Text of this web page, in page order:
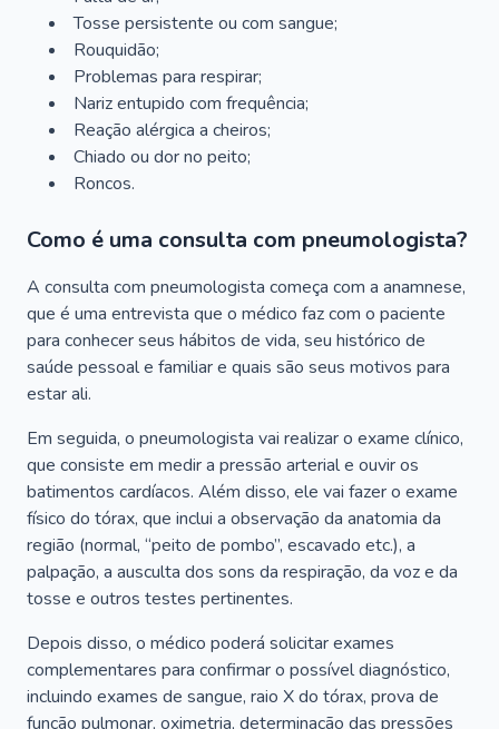
Tosse persistente ou com sangue;
Rouquidão;
Problemas para respirar;
Nariz entupido com frequência;
Reação alérgica a cheiros;
Chiado ou dor no peito;
Roncos.
Como é uma consulta com pneumologista?
A consulta com pneumologista começa com a anamnese,
que é uma entrevista que o médico faz com o paciente
para conhecer seus hábitos de vida, seu histórico de
saúde pessoal e familiar e quais são seus motivos para
estar ali.
Em seguida, o pneumologista vai realizar o exame clínico,
que consiste em medir a pressão arterial e ouvir os
batimentos cardíacos. Além disso, ele vai fazer o exame
físico do tórax, que inclui a observação da anatomia da
região (normal, “peito de pombo”, escavado etc.), a
palpação, a ausculta dos sons da respiração, da voz e da
tosse e outros testes pertinentes.
Depois disso, o médico poderá solicitar exames
complementares para confirmar o possível diagnóstico,
incluindo exames de sangue, raio X do tórax, prova de
função pulmonar, oximetria, determinação das pressões